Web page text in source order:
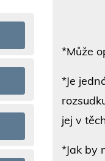
*Může
*Je
jej v
*Jak by